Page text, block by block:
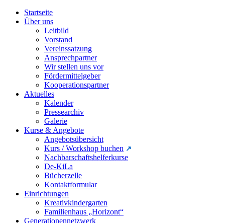
Startseite
Über uns
Leitbild
Vorstand
Vereinssatzung
Ansprechpartner
Wir stellen uns vor
Fördermittelgeber
Kooperationspartner
Aktuelles
Kalender
Pressearchiv
Galerie
Kurse & Angebote
Angebotsübersicht
Kurs / Workshop buchen
Nachbarschaftshelferkurse
De-KiLa
Bücherzelle
Kontaktformular
Einrichtungen
Kreativkindergarten
Familienhaus „Horizont“
Generationennetzwerk